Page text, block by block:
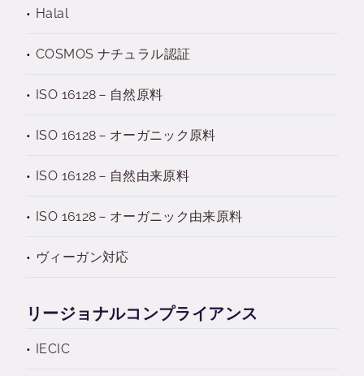
Halal
COSMOS ナチュラル認証
ISO 16128－自然原料
ISO 16128－オーガニック原料
ISO 16128－自然由来原料
ISO 16128－オーガニック由来原料
ヴィーガン対応
リージョナルコンプライアンス
IECIC